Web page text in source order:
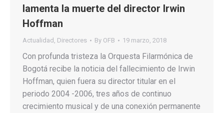
lamenta la muerte del director Irwin
Hoffman
Actualidad Directores By OFB 19 marzo, 2018
Con profunda tristeza la Orquesta Filarmónica de
Bogotá recibe la noticia del fallecimiento de Irwin
Hoffman, quien fuera su director titular en el
periodo 2004 -2006, tres años de continuo
crecimiento musical y de una conexión permanente